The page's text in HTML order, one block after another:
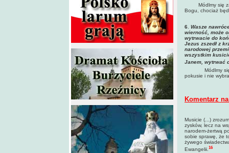
Módlmy się
Bogu, chociaż
6
Wasze
wierność, może
wytrwacie do
Jezus zszedł z
narodowej
wszystkim
Janem, wytrwać
Módlmy
pokusie i nie
Komentarz
Musicie (...)
zysków, lecz na
narodem-żertwą
sobie sprawę, że
żywego
Ewangelii.16